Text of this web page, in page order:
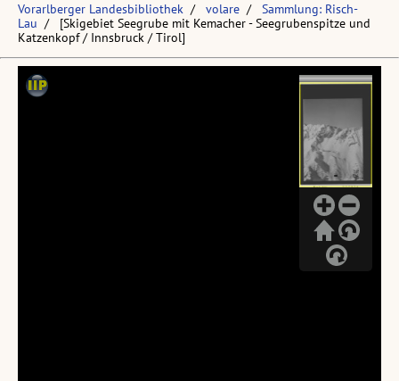
Vorarlberger Landesbibliothek volare
Sammlung: Risch-
Lau
[Skigebiet Seegrube mit Kemacher - Seegrubenspitze und
Katzenkopf / Innsbruck / Tirol]